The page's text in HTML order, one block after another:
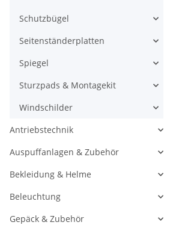
Schutzbügel
Seitenständerplatten
Spiegel
Sturzpads & Montagekit
Windschilder
Antriebstechnik
Auspuffanlagen & Zubehör
Bekleidung & Helme
Beleuchtung
Gepäck & Zubehör